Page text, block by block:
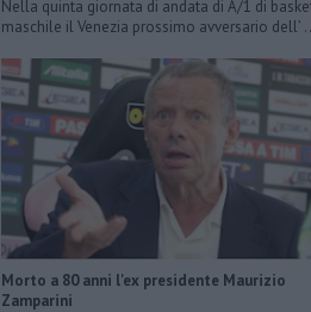
Nella quinta giornata di andata di A/1 di
maschile il Venezia prossimo avversario dell’
Morto a 80 anni l'ex presidente Maurizio
Zamparini